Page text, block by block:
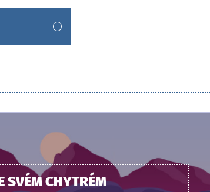
SVÉM CHYTRÉM